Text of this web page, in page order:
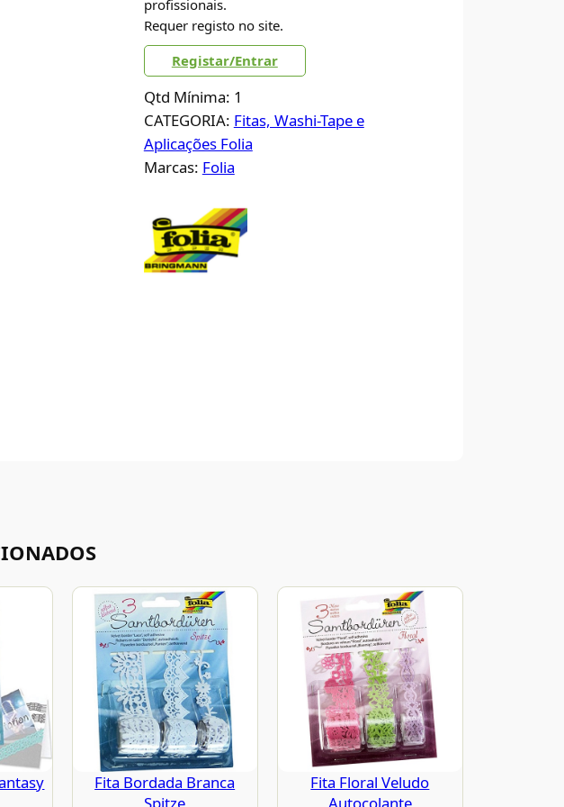
profissionais.
Requer registo no site.
Registar/Entrar
Qtd Mínima: 1
CATEGORIA: Fitas, Washi-Tape e
Aplicações Folia
Marcas: Folia
Fita Bordada Branca
Fita Floral Veludo